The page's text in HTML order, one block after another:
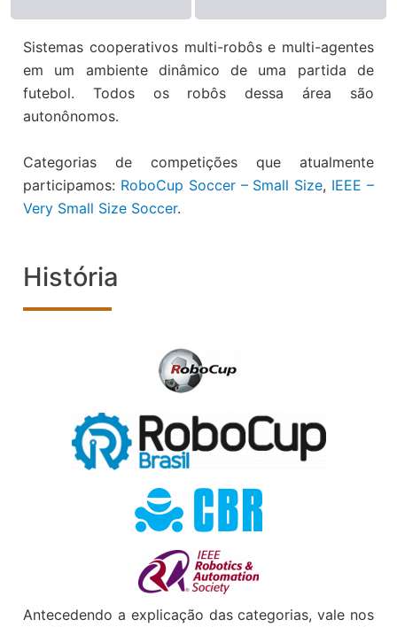
Sistemas cooperativos multi-robôs e multi-agentes
em um ambiente dinâmico de uma partida de
futebol. Todos os robôs dessa área são
autonônomos.
Categorias de competições que atualmente
participamos: RoboCup Soccer – Small Size, IEEE –
Very Small Size Soccer.
História
Antecedendo a explicação das categorias, vale nos